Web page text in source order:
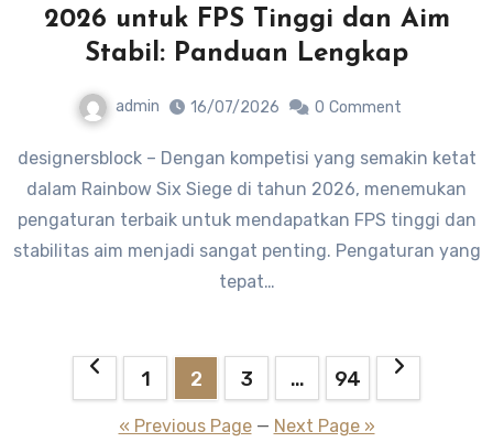
2026 untuk FPS Tinggi dan Aim
Stabil: Panduan Lengkap
admin 16/07/2026 0 Comment
designersblock – Dengan kompetisi yang semakin ketat
dalam Rainbow Six Siege di tahun 2026, menemukan
pengaturan terbaik untuk mendapatkan FPS tinggi dan
stabilitas aim menjadi sangat penting. Pengaturan yang
tepat…
Posts
pagination
1 2 3 … 94
« Previous Page— Next Page »